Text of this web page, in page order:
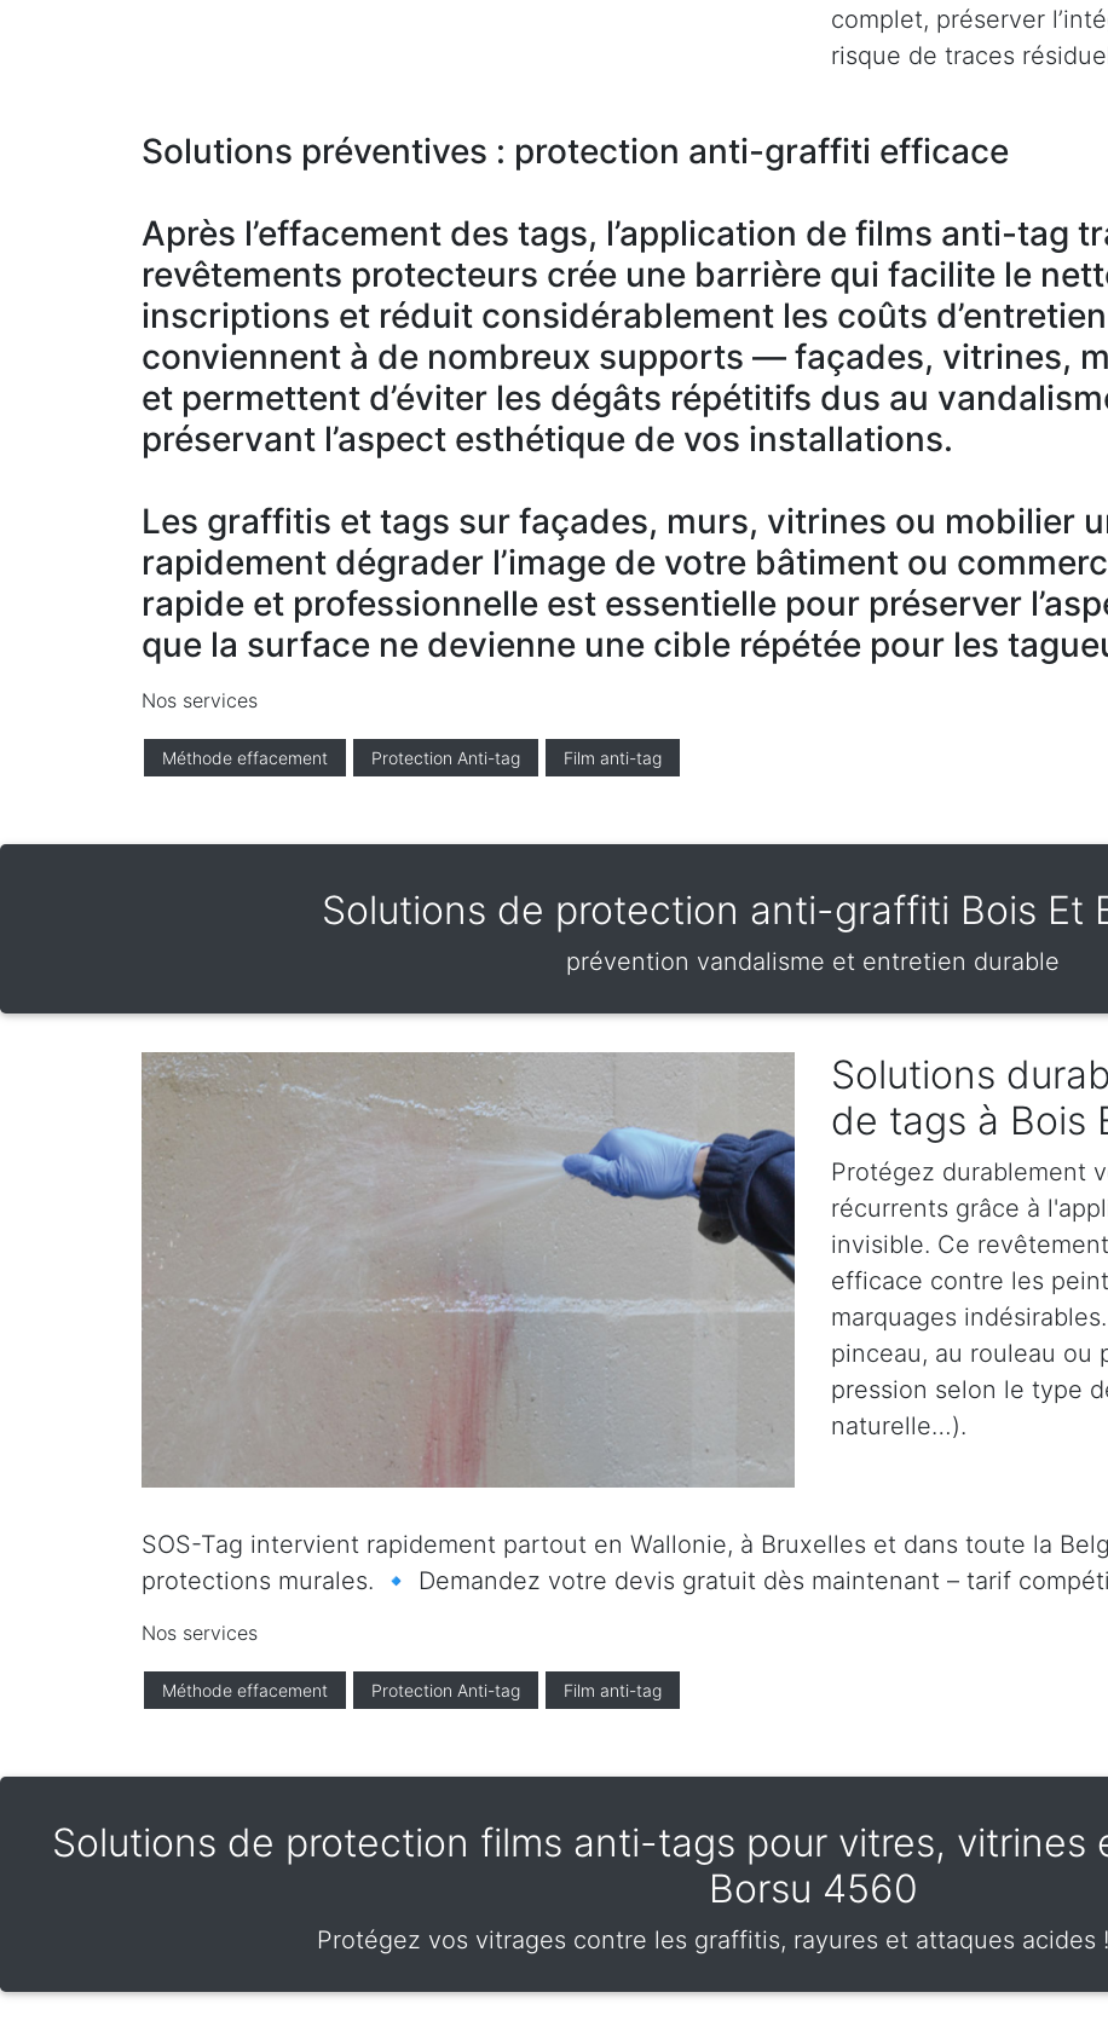
complet, préserver
risque de traces
Solutions préventives : protection anti-graffiti efficace
Après l’effacement des tags, l’application de films anti-tag
revêtements protecteurs crée une barrière qui facilite le
inscriptions et réduit considérablement les coûts
conviennent à de nombreux supports — façades, vitrines,
et permettent d’éviter les dégâts répétitifs dus au
préservant l’aspect esthétique de vos installations.
Les graffitis et tags sur façades, murs, vitrines ou mobilier
rapidement dégrader l’image de votre bâtiment ou
rapide et professionnelle est essentielle pour préserver
que la surface ne devienne une cible répétée pour les
Nos services
Méthode effacement Protection Anti-tag Film anti-tag
Solutions de protection anti-graffiti Bois Et
prévention vandalisme et entretien durable
Solutions
de tags à Bois
Protégez durablement
récurrents grâce à
invisible. Ce
efficace contre les
marquages
pinceau, au rouleau ou
pression selon le type
naturelle…).
SOS-Tag intervient rapidement partout en Wallonie, à Bruxelles et dans toute la
protections murales. 🔹 Demandez votre devis gratuit dès maintenant – tarif
Nos services
Méthode effacement Protection Anti-tag Film anti-tag
Solutions de protection films anti-tags pour vitres, vitrines
Borsu 4560
Protégez vos vitrages contre les graffitis, rayures et attaques acides